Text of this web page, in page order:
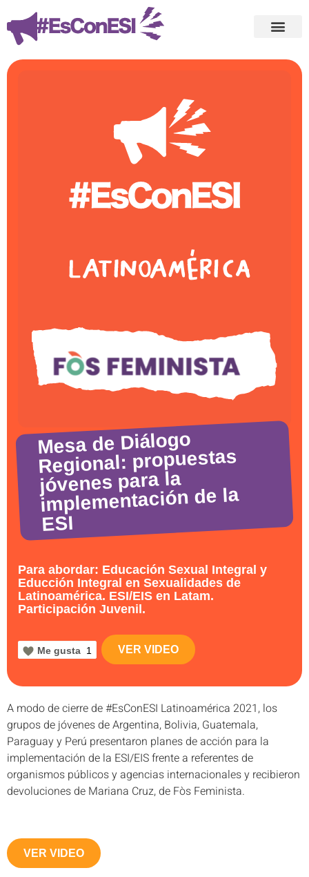
Mesa de Diálogo
Regional: propuestas
jóvenes para la
implementación de la
ESI
Para abordar: Educación Sexual Integral y
Educción Integral en Sexualidades de
Latinoamérica. ESI/EIS en Latam.
Participación Juvenil.
Me gusta 1 VER VIDEO
A modo de cierre de #EsConESI Latinoamérica 2021, los
grupos de jóvenes de Argentina, Bolivia, Guatemala,
Paraguay y Perú presentaron planes de acción para la
implementación de la ESI/EIS frente a referentes de
organismos públicos y agencias internacionales y recibieron
devoluciones de Mariana Cruz, de Fòs Feminista.
VER VIDEO